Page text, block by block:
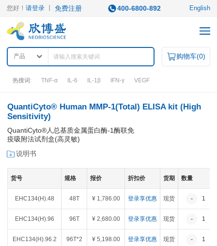
您好！请登录 丨免费注册 400-6800-892 English
产品 购物车(0)
热搜词: TNF-α IL-6 IL-1β IFN-γ VEGF
产品中心
产品类型
ELISA试剂盒
QuantiCyto®ELISA
QuantiCyto®ELISA(高敏)
QuantiCyto®ELISA(超敏)
研究领域
干细胞与再生医学 免疫学 微生物学 神经科学
QuantiCyto® Human MMP-1(Total) ELISA kit (High
Sensitivity)
QuantiCyto®人总基质金属蛋白酶-1酶联免
疫吸附法试剂盒(高灵敏)
说明书
货号 规格 报价 折扣价 货期 数量
EHC134(H).48 48T ¥ 1,786.00 登录享优惠 现货 - 1
EHC134(H).96 96T ¥ 2,680.00 登录享优惠 现货 - 1
EHC134(H).96.2 96T*2 ¥ 5,198.00 登录享优惠 现货 - 1